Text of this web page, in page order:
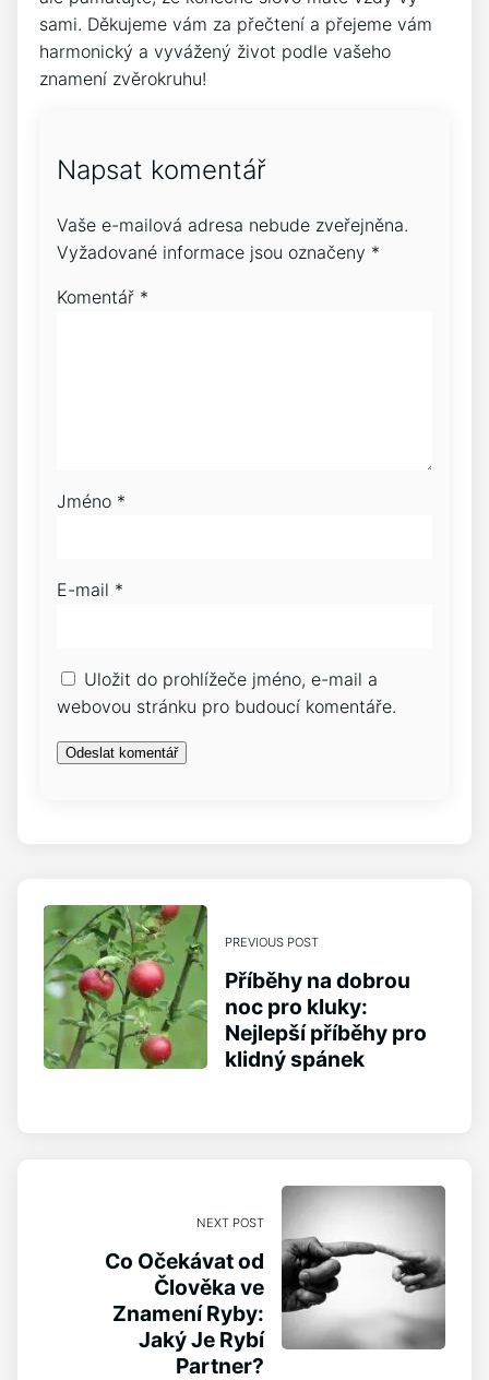
sami. Děkujeme vám za přečtení a přejeme vám
harmonický a vyvážený život podle vašeho
znamení zvěrokruhu!
Napsat komentář
Vaše e-mailová adresa nebude zveřejněna.
Vyžadované informace jsou označeny *
Komentář *
Jméno *
E-mail *
Uložit do prohlížeče jméno, e-mail a
webovou stránku pro budoucí komentáře.
PREVIOUS POST
Příběhy na dobrou
noc pro kluky:
Nejlepší příběhy pro
klidný spánek
NEXT POST
Co Očekávat od
Člověka ve
Znamení Ryby:
Jaký Je Rybí
Partner?